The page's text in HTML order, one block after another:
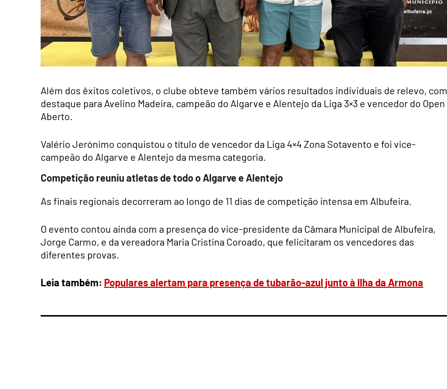
Além dos êxitos coletivos, o clube obteve também vários resultados individuais de relevo, com
destaque para Avelino Madeira, campeão do Algarve e Alentejo da Liga 3×3 e vencedor do Open
Aberto.
Valério Jerónimo conquistou o título de vencedor da Liga 4×4 Zona Sotavento e foi vice-
campeão do Algarve e Alentejo da mesma categoria.
Competição reuniu atletas de todo o Algarve e Alentejo
As finais regionais decorreram ao longo de 11 dias de competição intensa em Albufeira.
O evento contou ainda com a presença do vice-presidente da Câmara Municipal de Albufeira,
Jorge Carmo, e da vereadora Maria Cristina Coroado, que felicitaram os vencedores das
diferentes provas.
Leia também: Populares alertam para presença de tubarão-azul junto à Ilha da Armona